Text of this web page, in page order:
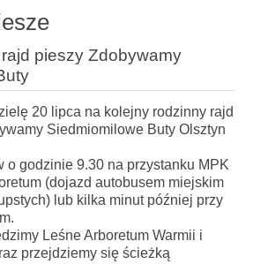
pieszy Zdobywamy
20 lipca na kolejny rodzinny rajd
Siedmiomilowe Buty Olsztyn
o godzinie 9.30 na przystanku MPK
(dojazd autobusem miejskim
lub kilka minut później przy
Leśne Arboretum Warmii i
przejdziemy się ścieżką